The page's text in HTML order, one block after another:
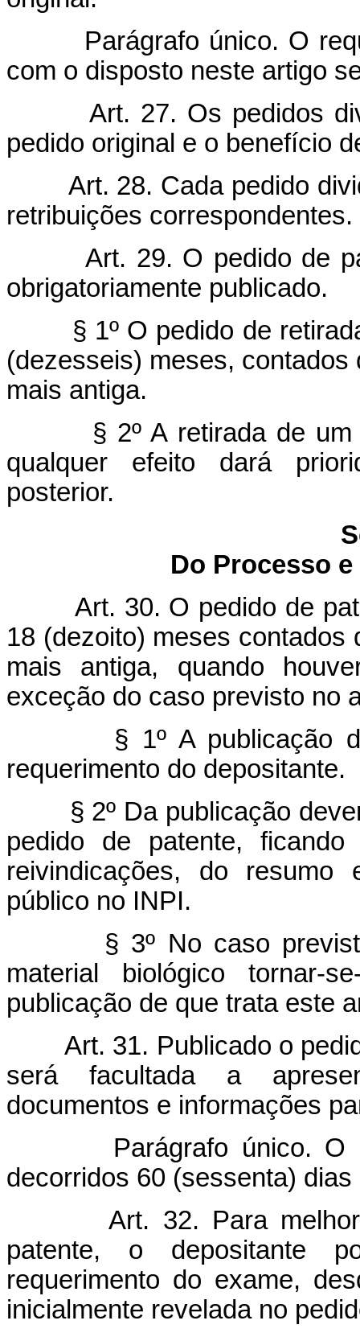
Parágrafo único. O
com o disposto neste artigo
Art. 27. Os pedidos
pedido original e o benefício
Art. 28. Cada pedido
retribuições correspondentes.
Art. 29. O pedido de
obrigatoriamente publicado.
§ 1º O pedido de
(dezesseis) meses,
mais antiga.
§ 2º A retirada de
qualquer efeito dará
posterior.
Do Processo
Art. 30. O pedido de
18 (dezoito) meses contados
mais antiga, quando
exceção do caso previsto no
§ 1º A publicação
requerimento do depositante.
§ 2º Da publicação
pedido de patente,
reivindicações, do
público no INPI.
§ 3º No caso
material biológico tornar-
publicação de que trata este
Art. 31. Publicado o
será facultada a
documentos e informações
Parágrafo único.
decorridos 60 (sessenta)
Art. 32. Para
patente, o depositante
requerimento do exame,
inicialmente revelada no